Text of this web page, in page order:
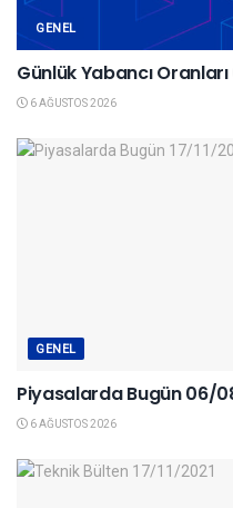
GENEL
Günlük Yabancı
6 AĞUSTOS 2026
GENEL
Piyasalarda Bugün 06/
6 AĞUSTOS 2026